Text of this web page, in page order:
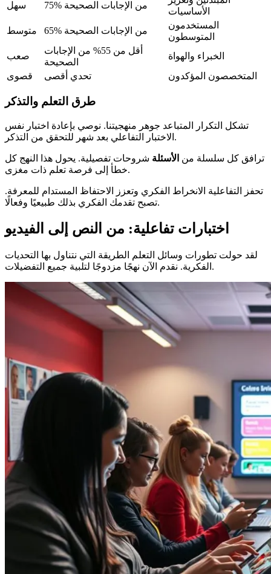
سهل 75% من الإجابات الصحيحة
الأساسيات
متوسط
65% من الإجابات الصحيحة
المستخدمون
المتوسطون
صعب
أقل من 55% من الإجابات
الصحيحة
الخبراء والهواة
قصوى
تحدي أقصى المتخصصون المؤكدون
طرق التعلم والتذكر
تشكل التكرار المتباعد جوهر منهجيتنا. نوصي بإعادة اختبار نفس
الاختبار التفاعلي بعد شهر للتحقق من التذكر.
ترافق كل سلسلة من الأسئلة شروحات تفصيلية. يحول هذا النهج كل
خطأ إلى فرصة تعلم ذات مغزى.
تحفز التفاعلية الانخراط الفكري وتعزز الاحتفاظ المستدام للمعرفة.
تصبح تقدمك الفكري بذلك طبيعيًا وفعالًا.
اختبارات تفاعلية: من النص إلى الفيديو
لقد حولت تطورات وسائل التعلم الطريقة التي نتناول بها التحديات
الفكرية. نقدم الآن نهجًا مزدوجًا لتلبية جميع التفضيلات.